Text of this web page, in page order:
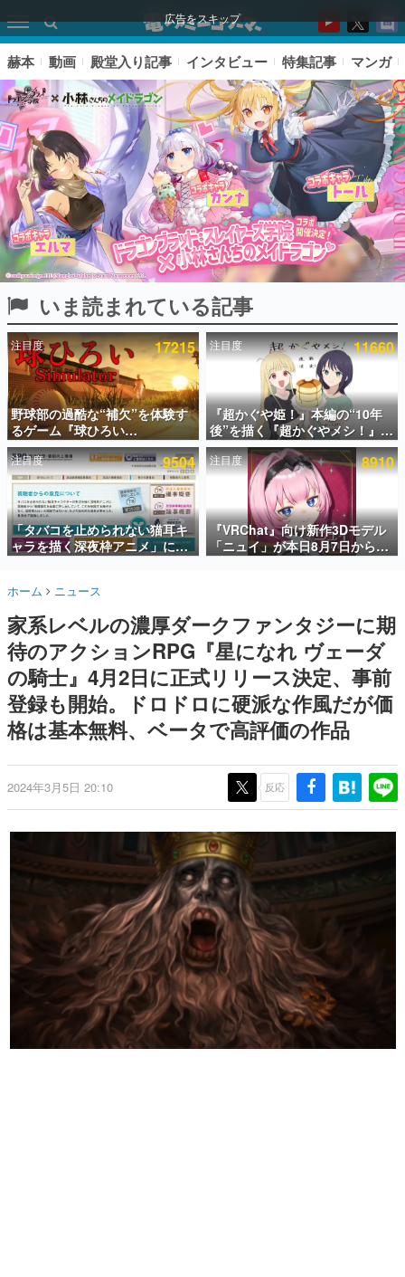
広告をスキップ
ピックアップ
電ファミのいま読まれている記事ランキング
アプリセール情報
インタビュー
連載・特集一覧
殿堂入り記事
SNS拡散数が数千以上！ ページビュー数万以上！ などな
ど。多くの人々に読まれた、電ファミ渾身の“殿堂入り”記
事をまとめました。
名作ゲームクリエイターの方々に製作時のエピソードをお
きます。
赫本
この物語を解いてはいけない。『赫本』は、〈試験問題〉
の形をした短編ホラー小説集です。
新世代に訊く
これからのデジタルゲーム市場を担う若きクリエイター達
ゲーム世代の作家たち
ゲームに多大な影響を受けた作家さんに取材し、ゲームが
日本モバイルゲーム産業史
日本のモバイルゲーム史における主要なトピック・タイト
ルを網羅するほか、開発者へのインタビューや識者による
解説を掲載。約20年の歴史が一望できる決定版！
若ゲのいたり〜ゲームクリエイターの青春〜
『うつヌケ』『ペンと箸』等で知られるマンガ家・田中圭
一先生によるゲーム業界レポートマンガです。
なんでゲームは面白い？
ゲーム開発者・hamatsu氏がゲームの魅力を画面や操作の
具体的な形から解き明かしていく、硬派で骨太な評論連載
赫本 動画 殿堂入り記事 インタビュー 特集記事 マンガ
いま読まれている記事
注目度 17215
野球部の過酷な“補欠”を体験す
るゲーム『球ひろい
Simulator』が「1件」のウィッ
シュリストをもとにチェコ語に
対応しSNSで話題に。『キング
ダム・カム』開発元やチェコの
プロ野球選手から称賛の声
注目度 11660
『超かぐや姫！』本編の“10年
後”を描く『超かぐやメシ！』
Web連載決定。新たなWebマン
ガレーベル「ビビビコミック」
にて特別話が掲載スタート、あ
のお話には…まだ続きがある！
注目度 9504
「タバコを止められない猫耳キ
ャラを描く深夜枠アニメ」に視
聴者の一部から批判意見。違法
て、BPOが議論を交わす
注目度 8910
『VRChat』向け新作3Dモデル
「ニュイ」が本日8月7日から
BOOTHにて発売。瞳に光る星
ホーム ニュース
家系レベルの濃厚ダークファンタジーに期
待のアクションRPG『星になれ ヴェーダ
の騎士』4月2日に正式リリース決定、事前
登録も開始。ドロドロに硬派な作風だが価
格は基本無料、ベータで高評価の作品
2024年3月5日 20:10 反応